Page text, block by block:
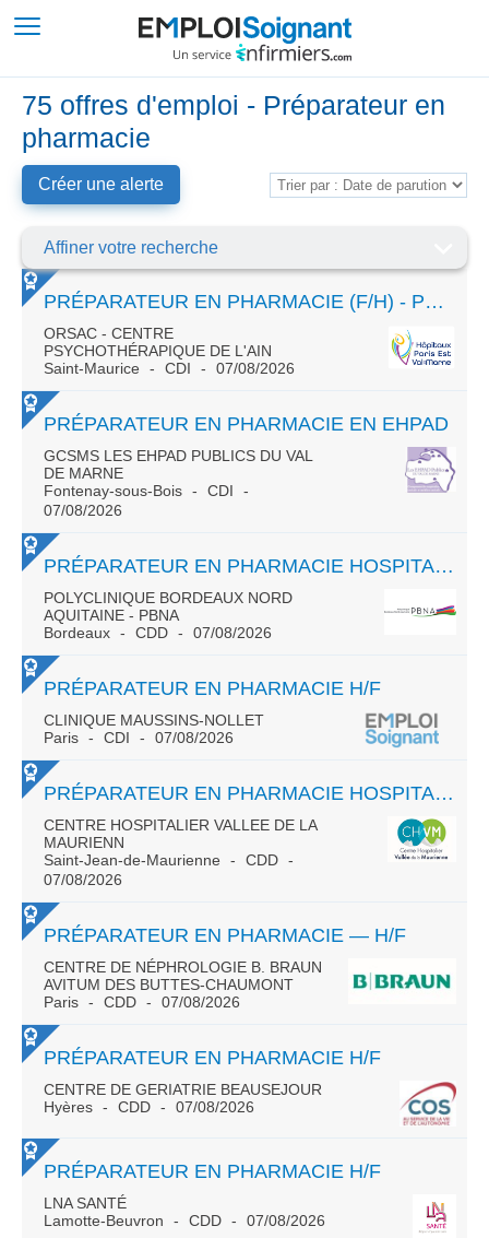
75 offres d'emploi - Préparateur en
pharmacie
Créer une alerte
Affiner votre recherche
PRÉPARATEUR EN PHARMACIE (F/H) - PHARMACIE HOSPITALIÈRE DES HÔPITAUX DE SAINT-MAURICE - TITULAIRE FONCTION PUBLIQUE OU CDI - POSTE À POURVOIR LE 1ER
ORSAC - CENTRE
PSYCHOTHÉRAPIQUE DE L'AIN
Saint-Maurice
CDI 07/08/2026
PRÉPARATEUR EN PHARMACIE EN EHPAD
GCSMS LES EHPAD PUBLICS DU VAL
DE MARNE
Fontenay-sous-Bois
CDI
07/08/2026
PRÉPARATEUR EN PHARMACIE HOSPITALIÈRE H/F CDD
POLYCLINIQUE BORDEAUX NORD
AQUITAINE - PBNA
Bordeaux
CDD 07/08/2026
PRÉPARATEUR EN PHARMACIE H/F
CLINIQUE MAUSSINS-NOLLET
Paris
CDI 07/08/2026
PRÉPARATEUR EN PHARMACIE HOSPITALIÈRE - SITE DE SAINT JEAN DE MAURIENNE
CENTRE HOSPITALIER VALLEE DE LA
MAURIENN
Saint-Jean-de-Maurienne
CDD
07/08/2026
PRÉPARATEUR EN PHARMACIE — H/F
CENTRE DE NÉPHROLOGIE B. BRAUN
AVITUM DES BUTTES-CHAUMONT
Paris
CDD 07/08/2026
PRÉPARATEUR EN PHARMACIE H/F
CENTRE DE GERIATRIE BEAUSEJOUR
Hyères
CDD 07/08/2026
PRÉPARATEUR EN PHARMACIE H/F
LNA SANTÉ
Lamotte-Beuvron
CDD 07/08/2026